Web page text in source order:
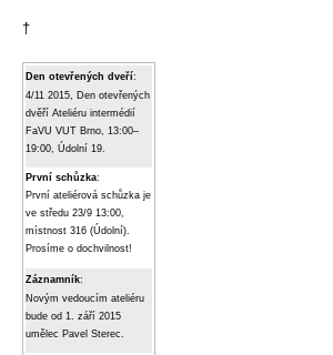
†
Den otevřených dveří:
4/11 2015, Den otevřených
dvěří Ateliéru intermédií
FaVU VUT Brno, 13:00–
19:00, Údolní 19.
První schůzka:
První ateliérová schůzka je
ve středu 23/9 13:00,
místnost 316 (Údolní).
Prosíme o dochvilnost!
Záznamník:
Novým vedoucím ateliéru
bude od 1. září 2015
umělec Pavel Sterec.